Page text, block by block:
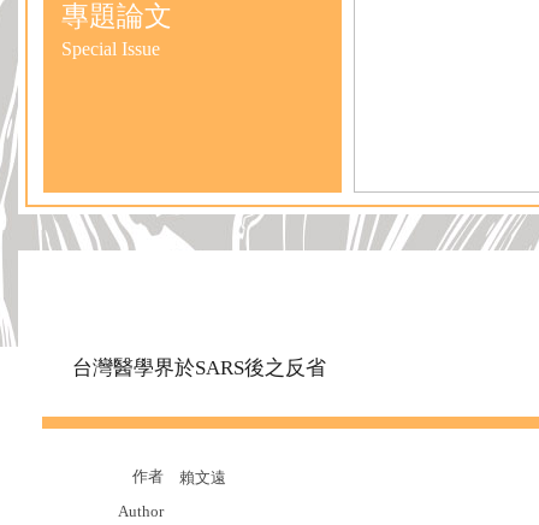
專題論文
Special Issue
台灣醫學界於SARS後之反省
作者
賴文遠
Author